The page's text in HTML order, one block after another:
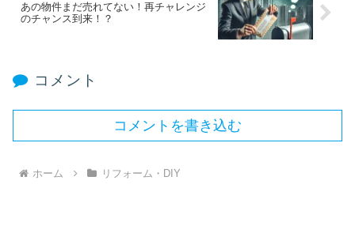
あの物件まだ売れてない！再チャレンジ
のチャンス到来！？
コメント
コメントを書き込む
ホーム リフォーム・DIY